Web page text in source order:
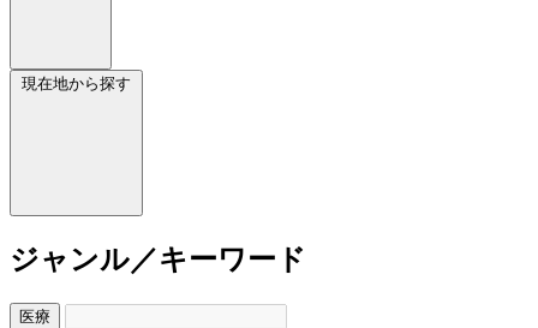
現在地から探す
ジャンル／キーワード
医療